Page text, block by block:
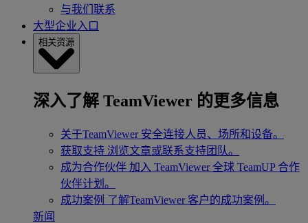
与我们联系
大型企业入口
相关资源
深入了解 TeamViewer 的更多信息
关于TeamViewer 安全连接人员、场所和设备。
获取支持 浏览文章或联系支持团队。
成为合作伙伴 加入 TeamViewer 全球 TeamUP 合作
伙伴计划。
成功案例 了解TeamViewer 客户的成功案例。
新闻